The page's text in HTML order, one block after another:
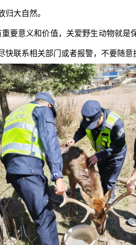
大自然。
要意义和价值，关爱野生动物就
联系相关部门或者报警，不要随